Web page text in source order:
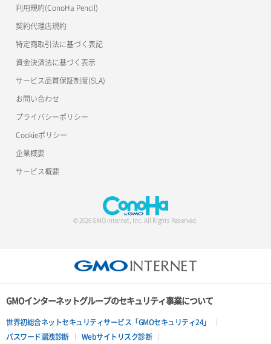
利用規約(ConoHa Pencil)
契約代理店規約
特定商取引法に基づく表記
資金決済法に基づく表示
サービス品質保証制度(SLA)
お問い合わせ
プライバシーポリシー
Cookieポリシー
企業概要
サービス概要
© 2026 GMO Internet, Inc. All Rights Reserved.
GMOインターネットグループのセキュリティ事業について
世界初総合ネットセキュリティサービス「GMOセキュリティ24」
パスワード漏洩診断
Webサイトリスク診断